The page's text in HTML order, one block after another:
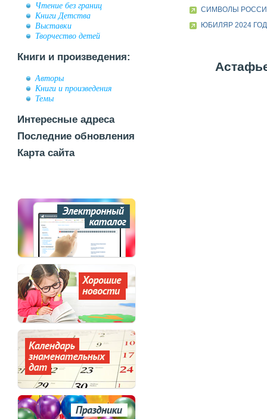
Чтение без границ
Книги Детства
Выставки
Творчество детей
Книги и произведения:
Авторы
Книги и произведения
Темы
Интересные адреса
Последние обновления
Карта сайта
СИМВОЛЫ
ЮБИЛЯР 2024